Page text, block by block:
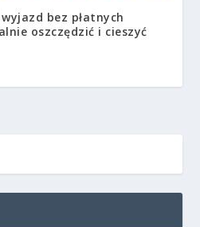
bez płatnych
oszczędzić i cieszyć